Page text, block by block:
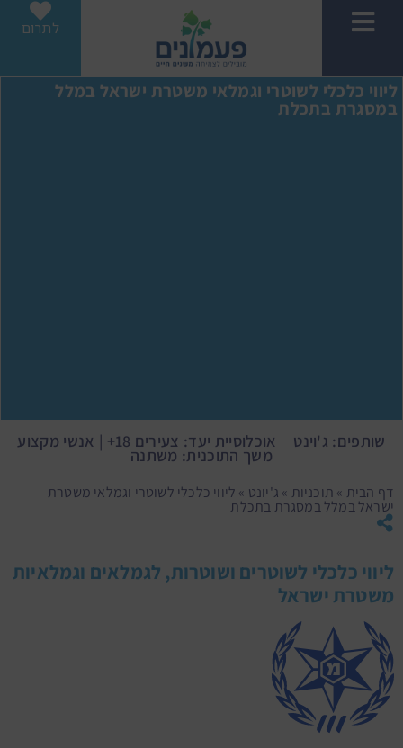
לתרום
ליווי כלכלי לשוטרי וגמלאי משטרת ישראל במלל
במסגרת בתכלת
שותפים: ג'וינט אוכלוסיית יעד: צעירים 18+ | אנשי מקצוע
משך התוכנית: משתנה
דף הבית » תוכניות » ג'יונט » ליווי כלכלי לשוטרי וגמלאי משטרת
ישראל במלל במסגרת בתכלת
ליווי כלכלי לשוטרים ושוטרות, לגמלאים וגמלאיות
משטרת ישראל